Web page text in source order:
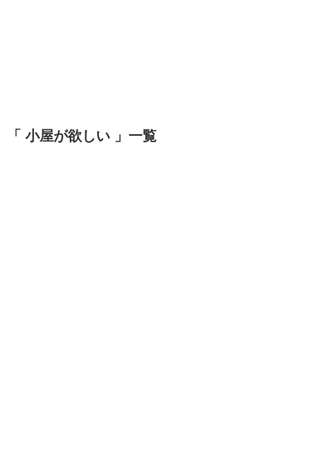
「 小屋が欲しい 」一覧